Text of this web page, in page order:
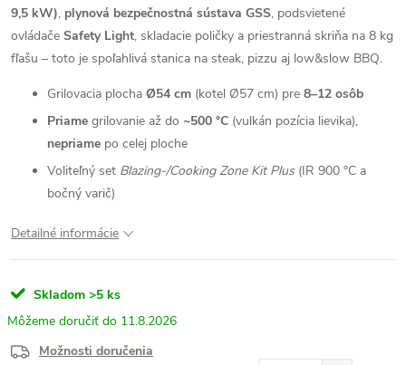
9,5 kW), plynová bezpečnostná sústava GSS, podsvietené
ovládače Safety Light, skladacie poličky a priestranná skriňa na 8 kg
fľašu – toto je spoľahlivá stanica na steak, pizzu aj low&slow BBQ.
Grilovacia plocha Ø54 cm (kotel Ø57 cm) pre 8–12 osôb
Priame grilovanie až do ~500 °C (vulkán pozícia lievika),
nepriame po celej ploche
Voliteľný set Blazing-/Cooking Zone Kit Plus (IR 900 °C a
bočný varič)
Detailné informácie
Skladom >5 ks
11.8.2026
Možnosti doručenia